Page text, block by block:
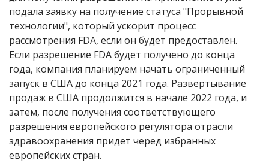
подала заявку на получение статуса "Прорывной
технологии", который ускорит процесс
рассмотрения FDA, если он будет предоставлен.
Если разрешение FDA будет получено до конца
года, компания планируем начать ограниченный
запуск в США до конца 2021 года. Развертывание
продаж в США продолжится в начале 2022 года, и
затем, после получения соответствующего
разрешения европейского регулятора отрасли
здравоохранения придет черед избранных
европейских стран.